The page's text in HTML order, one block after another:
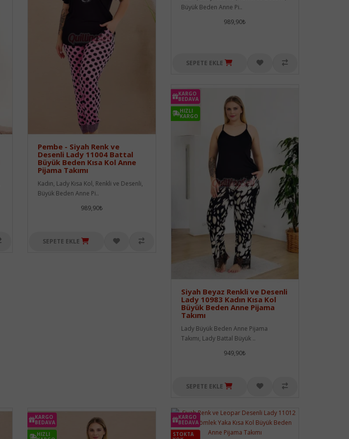
Pembe - Siyah Renk ve
Desenli Lady 11004 Battal
Büyük Beden Kısa Kol Anne
Pijama Takımı
Kadın, Lady Kısa Kol, Renkli ve Desenli,
Büyük Beden Anne Pi..
989,90₺
SEPETE EKLE
Büyük Beden Anne Pi..
989,90₺
SEPETE EKLE
KARGO
BEDAVA
HIZLI
KARGO
Siyah Beyaz Renkli ve Desenli
Lady 10983 Kadın Kısa Kol
Büyük Beden Anne Pijama
Takımı
Lady Büyük Beden Anne Pijama
Takımı, Lady Battal Büyük ..
949,90₺
SEPETE EKLE
KARGO
BEDAVA
HIZLI
KARGO
BEDAVA
STOKTA